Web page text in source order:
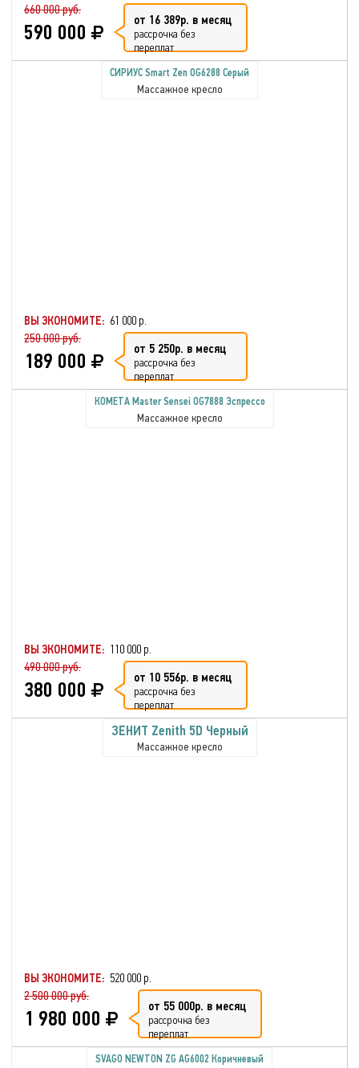
660 000 руб.
590 000 от 16 389р. в месяц
рассрочка без
переплат
СИРИУС Smart Zen OG6288 Серый
Массажное кресло
ВЫ ЭКОНОМИТЕ: 61 000 р.
250 000 руб.
189 000 от 5 250р. в месяц
рассрочка без
переплат
КОМЕТА Master Sensei OG7888 Эспрессо
Массажное кресло
ВЫ ЭКОНОМИТЕ: 110 000 р.
490 000 руб.
380 000 от 10 556р. в месяц
рассрочка без
переплат
ЗЕНИТ Zenith 5D Черный
Массажное кресло
ВЫ ЭКОНОМИТЕ: 520 000 р.
2 500 000 руб.
1 980 000 от 55 000р. в месяц
рассрочка без
переплат
SVAGO NEWTON ZG AG6002 Коричневый